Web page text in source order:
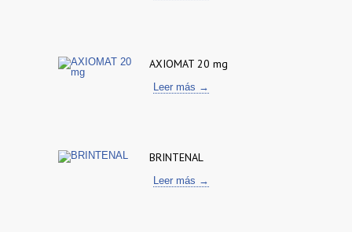
AXIOMAT 20 mg
Leer más →
BRINTENAL
Leer más →